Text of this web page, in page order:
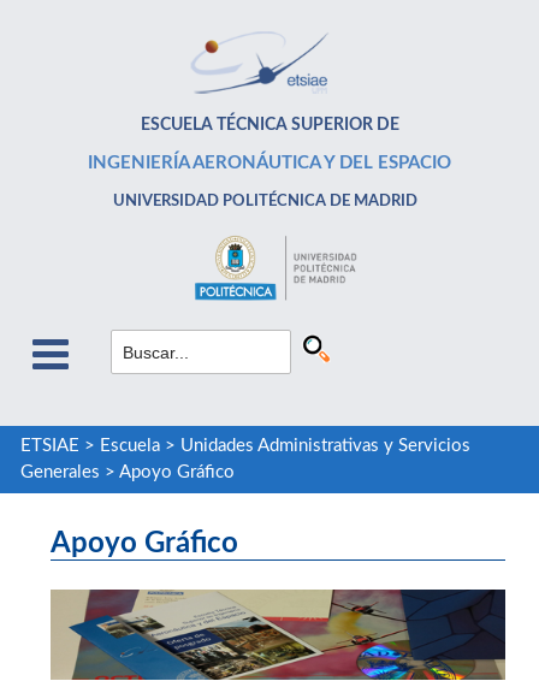
ESCUELA TÉCNICA SUPERIOR DE
INGENIERÍA AERONÁUTICA Y DEL ESPACIO
UNIVERSIDAD POLITÉCNICA DE MADRID
ETSIAE > Escuela> Unidades Administrativas y Servicios
Generales > Apoyo Gráfico
Apoyo Gráfico